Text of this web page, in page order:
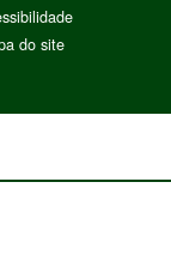
do site